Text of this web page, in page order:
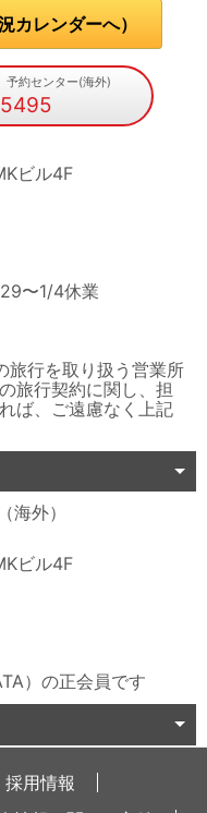
カレンダーへ）
約センター(海外)
ビル4F
〜1/4休業
旅行を取り扱う営業所
旅行契約に関し、担
ば、ご遠慮なく上記
海外）
ビル4F
）の正会員です
採用情報